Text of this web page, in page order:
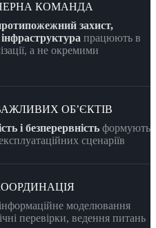
КОМАНДА
захист,
працюють в
а не окремими
ОБʼЄКТІВ
і безперервність формують
сценаріїв
інформаційне моделювання
перевірки, ведення питань